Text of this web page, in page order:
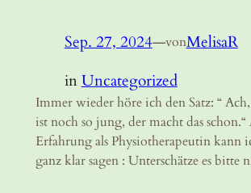
Sep. 27, 2024—vonMelisaR
inUncategorized
Immer wieder höre ich den Satz: “
ist noch so jung, der macht das
Erfahrung als Physiotherapeutin kann
ganz klar sagen : Unterschätze es bitte